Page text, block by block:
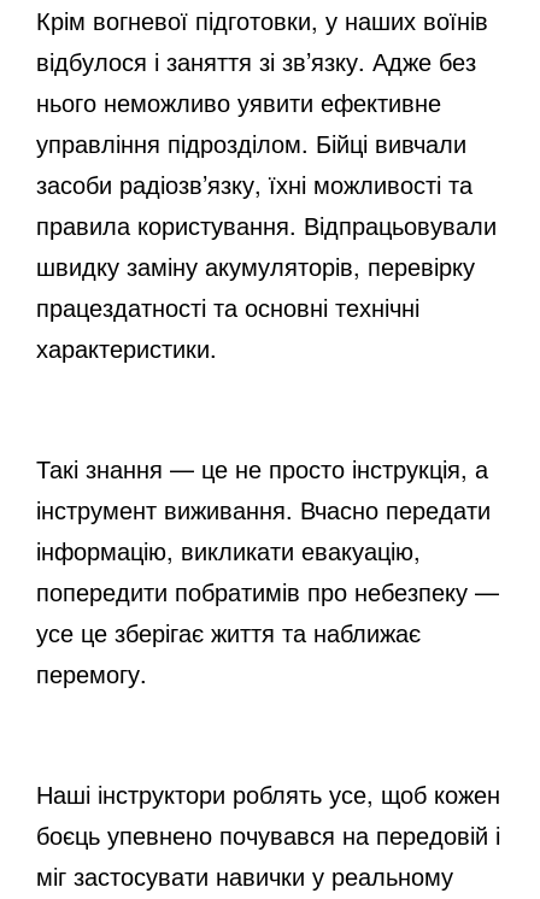
Крім вогневої підготовки, у наших воїнів
відбулося і заняття зі зв’язку. Адже без
нього неможливо уявити ефективне
управління підрозділом. Бійці вивчали
засоби радіозв’язку, їхні можливості та
правила користування. Відпрацьовували
швидку заміну акумуляторів, перевірку
працездатності та основні технічні
характеристики.
Такі знання — це не просто інструкція, а
інструмент виживання. Вчасно передати
інформацію, викликати евакуацію,
попередити побратимів про небезпеку —
усе це зберігає життя та наближає
перемогу.
Наші інструктори роблять усе, щоб кожен
боєць упевнено почувався на передовій і
міг застосувати навички у реальному